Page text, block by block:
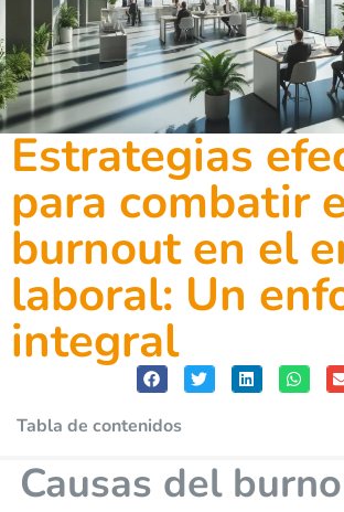
Estrategias
para combatir
burnout en el
laboral: Un
integral
Tabla de contenidos
Causas del